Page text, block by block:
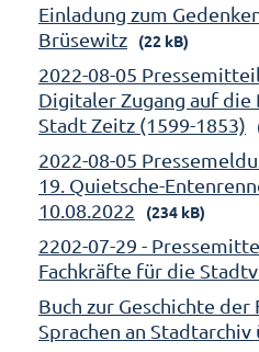
Einladung zum
Brüsewitz
(22 kB)
2022-08-05
Digitaler Zugang auf
Stadt Zeitz (1599-1853)
2022-08-05
19. Quietsche-
10.08.2022
(234 kB)
2202-07-29 -
Fachkräfte für die
Buch zur Geschichte
Sprachen an